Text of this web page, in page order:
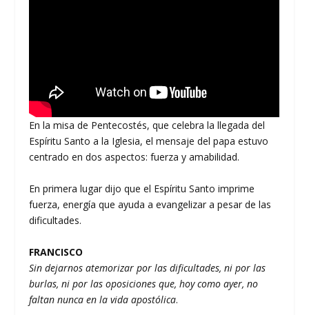
En la misa de Pentecostés, que celebra la llegada del
Espíritu Santo a la Iglesia, el mensaje del papa estuvo
centrado en dos aspectos: fuerza y amabilidad.
En primera lugar dijo que el Espíritu Santo imprime
fuerza, energía que ayuda a evangelizar a pesar de las
dificultades.
FRANCISCO
Sin dejarnos atemorizar por las dificultades, ni por las
burlas, ni por las oposiciones que, hoy como ayer, no
faltan nunca en la vida apostólica.